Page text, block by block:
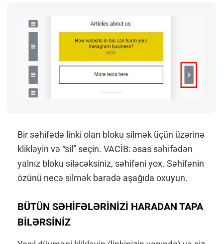
Bir səhifədə linki olan bloku silmək üçün üzərinə
klikləyin və “sil” seçin. VACİB: əsas səhifədən
yalnız bloku siləcəksiniz, səhifəni yox. Səhifənin
özünü necə silmək barədə aşağıda oxuyun.
BÜTÜN SƏHİFƏLƏRİNİZİ HARADAN TAPA
BİLƏRSİNİZ